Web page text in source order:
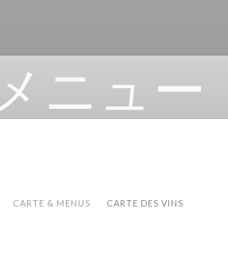
ニュー
CARTE & MENUS CARTE DES VINS